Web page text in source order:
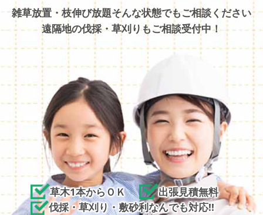
雑草放置・枝伸び放題そんな状態でもご相談ください
遠隔地の伐採・草刈りもご相談受付中！
草木1本からＯＫ
出張見積無料
伐採・草刈り・敷砂利なんでも対応!!